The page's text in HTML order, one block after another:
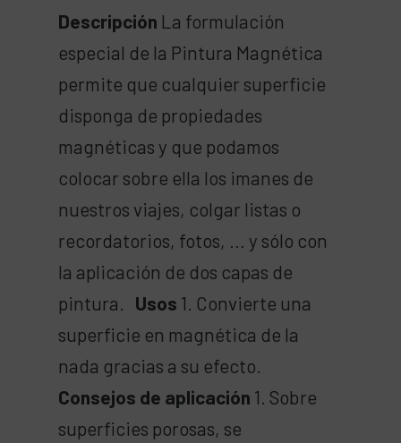
Descripción La formulación
especial de la Pintura Magnética
permite que cualquier superficie
disponga de propiedades
magnéticas y que podamos
colocar sobre ella los imanes de
nuestros viajes, colgar listas o
recordatorios, fotos, … y sólo con
la aplicación de dos capas de
pintura. Usos 1. Convierte una
superficie en magnética de la
nada gracias a su efecto.
Consejos de aplicación 1. Sobre
superficies porosas, se